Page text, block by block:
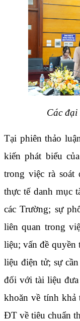
Các
Tại phiên thảo
kiến phát biểu
trong việc rà soát
thực tế danh mục
các Trường; sự
liên quan trong
liệu; vấn đề quyền
liệu điện tử; sự
đối với tài liệu
khoăn về tính
ĐT về tiêu chuẩn